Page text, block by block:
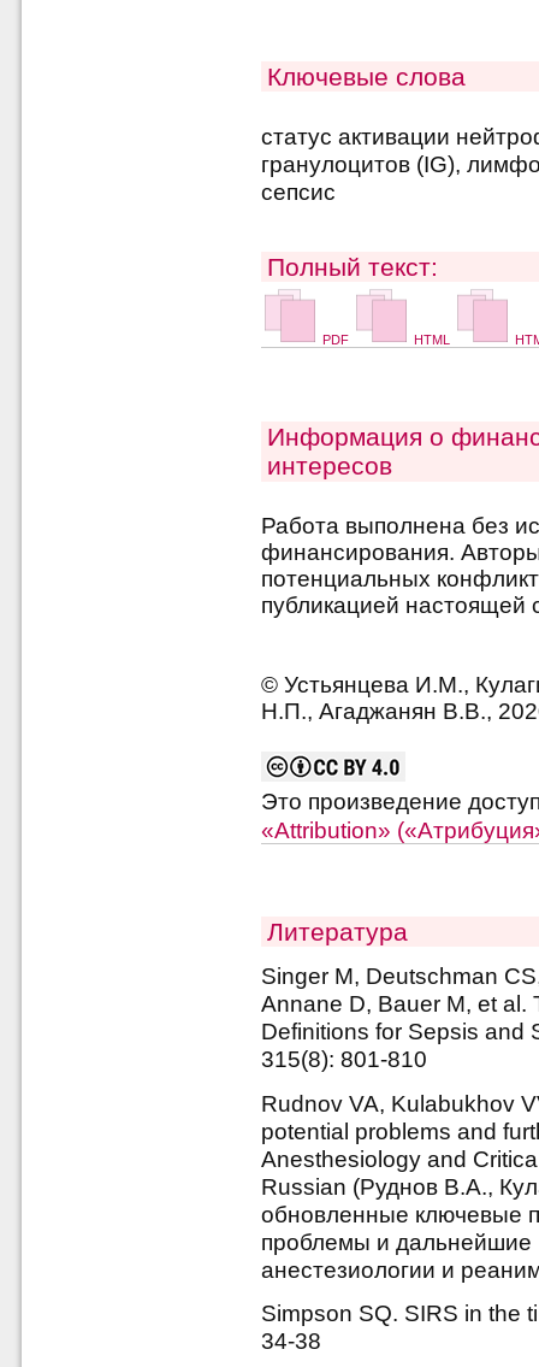
Ключевые слова
статус активации
гранулоцитов (IG),
сепсис
Полный текст:
PDF HTML
Информация о
интересов
Работа выполнена без
финансирования.
потенциальных
публикацией настоящей
© Устьянцева И.М.,
Н.П., Агаджанян В.В.,
Это произведение
«Attribution»
Литература
Singer M, Deutschman
Annane D, Bauer M, et
Definitions for Sepsis and
315(8): 801-810
Rudnov VA, Kulabukhov
potential problems and
Anesthesiology and
Russian (Руднов В.А.,
обновленные ключевые
проблемы и дальнейшие
анестезиологии и
Simpson SQ. SIRS in the
34-38